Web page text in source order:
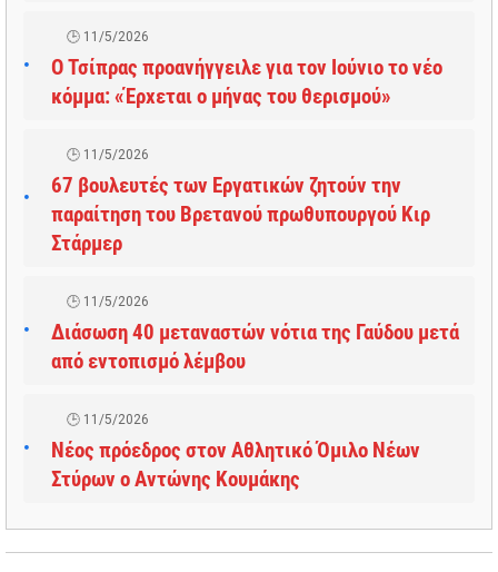
11/5/2026
Ο Τσίπρας προανήγγειλε για τον Ιούνιο το νέο
κόμμα: «Έρχεται ο μήνας του θερισμού»
11/5/2026
67 βουλευτές των Εργατικών ζητούν την
παραίτηση του Βρετανού πρωθυπουργού Κιρ
Στάρμερ
11/5/2026
Διάσωση 40 μεταναστών νότια της Γαύδου μετά
από εντοπισμό λέμβου
11/5/2026
Νέος πρόεδρος στον Αθλητικό Όμιλο Νέων
Στύρων ο Αντώνης Κουμάκης